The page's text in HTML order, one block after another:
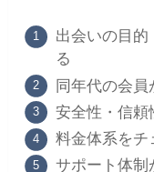
出会いの目的
る
同年代の会
安全性・信頼
料金体系をチ
サポート体制